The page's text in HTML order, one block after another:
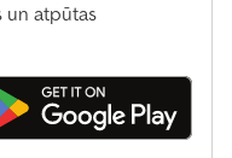
un atpūtas